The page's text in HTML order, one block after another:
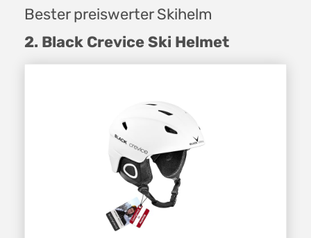
Bester preiswerter Skihelm
2. Black Crevice Ski Helmet